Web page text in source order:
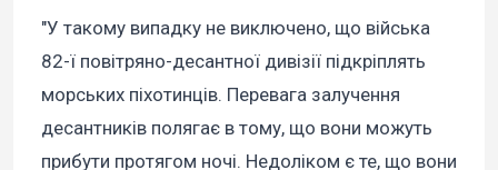
"У такому випадку не виключено, що війська
82-ї повітряно-десантної дивізії підкріплять
морських піхотинців. Перевага залучення
десантників полягає в тому, що вони можуть
прибути протягом ночі. Недоліком є те, що вони